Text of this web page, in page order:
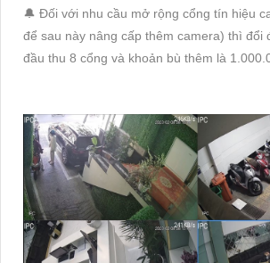
🔔 Đối với nhu cầu mở rộng cổng tín hiệu
để sau này nâng cấp thêm camera) thì đổi
đầu thu 8 cổng và khoản bù thêm là